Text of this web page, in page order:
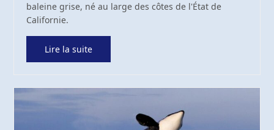
baleine grise, né au large des côtes de l'État de
Californie.
Lire la suite